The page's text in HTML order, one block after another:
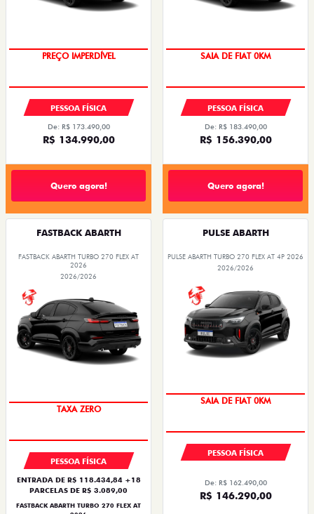
PESSOA FÍSICA
De: R$ 173.490,00
R$ 134.990,00
Quero agora!
SAIA DE FIAT 0KM
PESSOA FÍSICA
De: R$ 183.490,00
R$ 156.390,00
Quero agora!
FASTBACK ABARTH
FASTBACK ABARTH TURBO 270 FLEX AT
2026
2026/2026
TAXA ZERO
PESSOA FÍSICA
ENTRADA DE R$ 118.434,84 +18
PARCELAS DE R$ 3.089,00
FASTBACK ABARTH TURBO 270 FLEX AT
PULSE ABARTH
PULSE ABARTH TURBO 270 FLEX AT 4P 2026
2026/2026
SAIA DE FIAT 0KM
PESSOA FÍSICA
De: R$ 162.490,00
R$ 146.290,00